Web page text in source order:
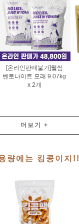
[온라인판매불가]웰썸
벤토나이트 모래 9.07kg
x 2개
더보기 +
량에는 킹콩이지!!